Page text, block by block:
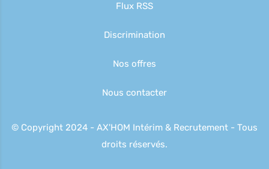
Flux RSS
Discrimination
Nos offres
Nous contacter
© Copyright 2024 - AX'HOM Intérim & Recrutement - Tous
droits réservés.